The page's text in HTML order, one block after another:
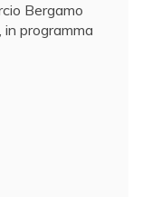
Bergamo
programma